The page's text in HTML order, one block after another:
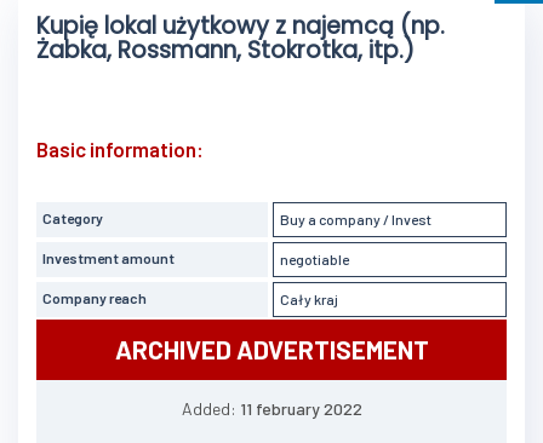
Kupię lokal użytkowy z najemcą (np.
Żabka, Rossmann, Stokrotka, itp.)
Basic information:
Category Buy a company / Invest
Investment amount negotiable
Company reach Cały kraj
ARCHIVED ADVERTISEMENT
Added: 11 february 2022